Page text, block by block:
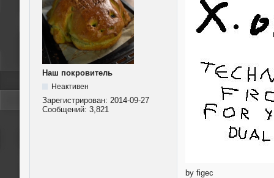
Наш покровитель
Неактивен
Зарегистрирован: 2014-09-27
Сообщений: 3,821
by figec